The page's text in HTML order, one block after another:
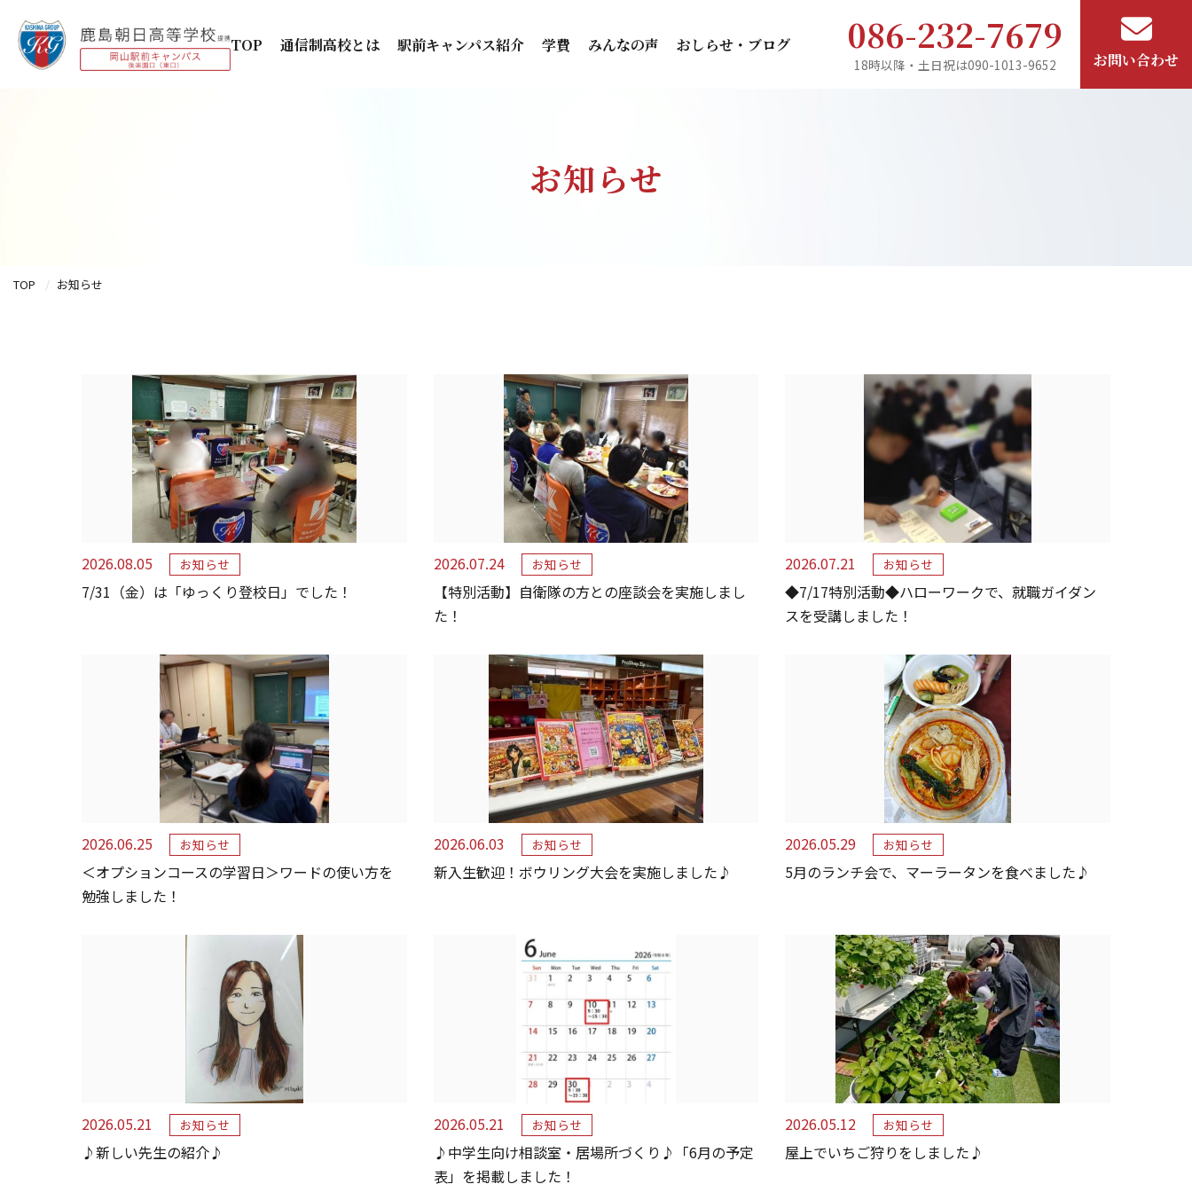
TOP 通信制高校とは 駅前キャンパス紹介 学費 みんなの声 おしらせ・ブログ 086-232-7679
18時以降・土日祝は090-1013-9652 お問い合わせ
お知らせ
TOP お知らせ
2026.08.05 お知らせ
7/31（金）は「ゆっくり登校日」でした！
2026.07.24 お知らせ
【特別活動】自衛隊の方との座談会を実施しまし
た！
2026.07.21 お知らせ
◆7/17特別活動◆ハローワークで、就職ガイダン
スを受講しました！
2026.06.25 お知らせ
＜オプションコースの学習日＞ワードの使い方を
勉強しました！
2026.06.03 お知らせ
新入生歓迎！ボウリング大会を実施しました♪
2026.05.29 お知らせ
5月のランチ会で、マーラータンを食べました♪
2026.05.21 お知らせ
♪新しい先生の紹介♪
2026.05.21 お知らせ
♪中学生向け相談室・居場所づくり♪「6月の予定
表」を掲載しました！
2026.05.12 お知らせ
屋上でいちご狩りをしました♪